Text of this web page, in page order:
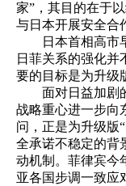
家”，其目的在于
与日本开展安全合
日本首相高市早
日菲关系的强化并
要的目标是为升级
面对日益加剧的
战略重心进一步向
问，正是为升级版
全承诺不稳定的背
动机制。菲律宾今
亚各国步调一致应